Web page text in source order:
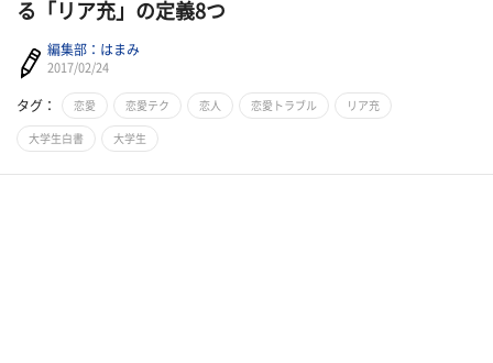
る「リア充」の定義8つ
編集部：はまみ
2017/02/24
タグ： 恋愛 恋愛テク 恋人 恋愛トラブル リア充
大学生白書 大学生